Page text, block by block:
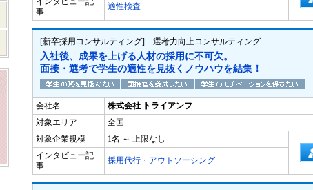
事
適性検査
[新卒採用コンサルティング] 選考力向上コンサルティング
入社後、成果を上げる人材の採用に不可欠。
面接・選考で学生の適性を見抜くノウハウを結集！
会社名
株式会社 トライアンフ
対象エリア
全国
対象企業規模
1名 ～ 上限なし
インタビュー記
事
採用代行・アウトソーシング